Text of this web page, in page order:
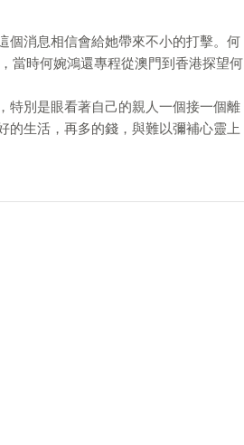
個消息相信會給她帶來不小的打擊。何
當時何婉鴻還專程從澳門到香港探望何
特別是眼看著自己的親人一個接一個離
的生活，再多的錢，與難以彌補心靈上